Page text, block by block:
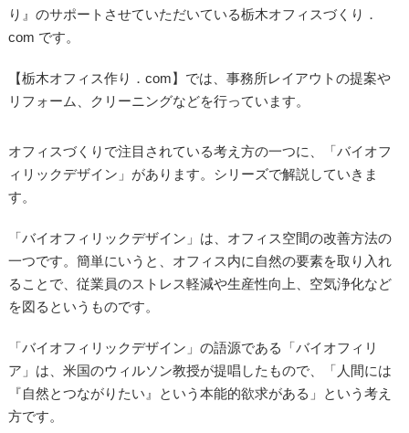
り』のサポートさせていただいている栃木オフィスづくり．
com です。
【栃木オフィス作り．com】では、事務所レイアウトの提案や
リフォーム、クリーニングなどを行っています。
オフィスづくりで注目されている考え方の一つに、「バイオフ
ィリックデザイン」があります。シリーズで解説していきま
す。
「バイオフィリックデザイン」は、オフィス空間の改善方法の
一つです。簡単にいうと、オフィス内に自然の要素を取り入れ
ることで、従業員のストレス軽減や生産性向上、空気浄化など
を図るというものです。
「バイオフィリックデザイン」の語源である「バイオフィリ
ア」は、米国のウィルソン教授が提唱したもので、「人間には
『自然とつながりたい』という本能的欲求がある」という考え
方です。